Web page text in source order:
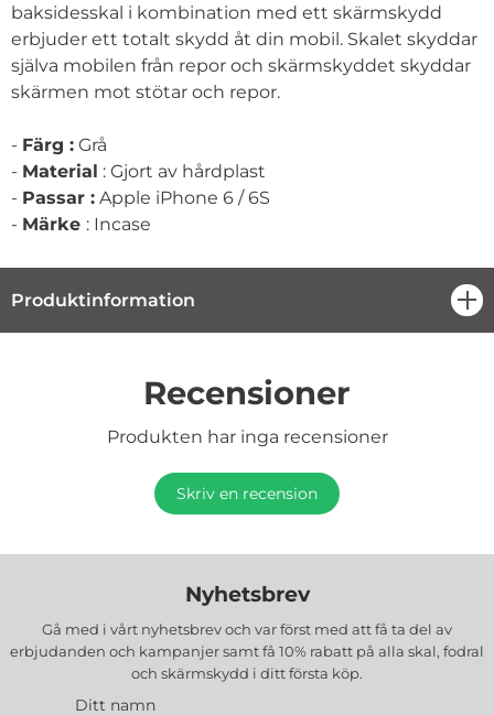
baksidesskal i kombination med ett skärmskydd
erbjuder ett totalt skydd åt din mobil. Skalet skyddar
själva mobilen från repor och skärmskyddet skyddar
skärmen mot stötar och repor.
- Färg : Grå
- Material : Gjort av hårdplast
- Passar : Apple iPhone 6 / 6S
- Märke : Incase
Produktinformation
Recensioner
Produkten har inga recensioner
Skriv en recension
Nyhetsbrev
Gå med i vårt nyhetsbrev och var först med att få ta del av
erbjudanden och kampanjer samt få 10% rabatt på alla skal, fodral
och skärmskydd i ditt första köp.
Ditt namn